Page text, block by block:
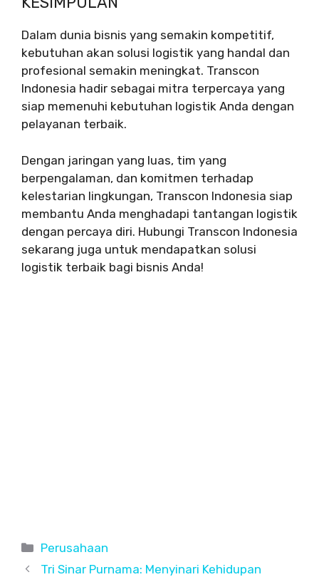
Dalam dunia bisnis yang semakin kompetitif,
kebutuhan akan solusi logistik yang handal dan
profesional semakin meningkat. Transcon
Indonesia hadir sebagai mitra terpercaya yang
siap memenuhi kebutuhan logistik Anda dengan
pelayanan terbaik.
Dengan jaringan yang luas, tim yang
berpengalaman, dan komitmen terhadap
kelestarian lingkungan, Transcon Indonesia siap
membantu Anda menghadapi tantangan logistik
dengan percaya diri. Hubungi Transcon Indonesia
sekarang juga untuk mendapatkan solusi
logistik terbaik bagi bisnis Anda!
C
a
Perusahaan
Tri Sinar Purnama: Menyinari Kehidupan